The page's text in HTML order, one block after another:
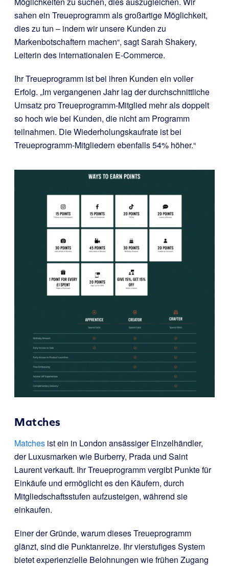
sahen ein Treueprogramm als großartige Möglichkeit,
dies zu tun – indem wir unsere Kunden zu
Markenbotschaftern machen“, sagt Sarah Shakery,
Leiterin des internationalen E-Commerce.
Ihr Treueprogramm ist bei ihren Kunden ein voller
Erfolg. „Im vergangenen Jahr lag der durchschnittliche
Umsatz pro Treueprogramm-Mitglied mehr als doppelt
so hoch wie bei Kunden, die nicht am Programm
teilnahmen. Die Wiederholungskaufrate ist bei
Treueprogramm-Mitgliedern ebenfalls 54% höher.“
Matches
Matches ist ein in London ansässiger Einzelhändler,
der Luxusmarken wie Burberry, Prada und Saint
Laurent verkauft. Ihr Treueprogramm vergibt Punkte für
Einkäufe und ermöglicht es den Käufern, durch
Mitgliedschaftsstufen aufzusteigen, während sie
einkaufen.
Einer der Gründe, warum dieses Treueprogramm
glänzt, sind die Punktanreize. Ihr vierstufiges System
bietet experienzielle Belohnungen wie frühen Zugang